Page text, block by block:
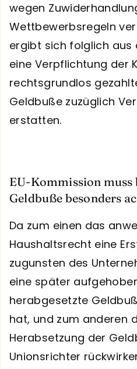
wegen
Wettbewerbsregeln
ergibt sich folglich aus
eine Verpflichtung der
rechtsgrundlos
Geldbuße zuzüglich
erstatten.
EU-Kommission muss
Geldbuße besonders
Da zum einen das
Haushaltsrecht eine
zugunsten des
eine später
herabgesetzte
hat, und zum anderen
Herabsetzung der
Unionsrichter